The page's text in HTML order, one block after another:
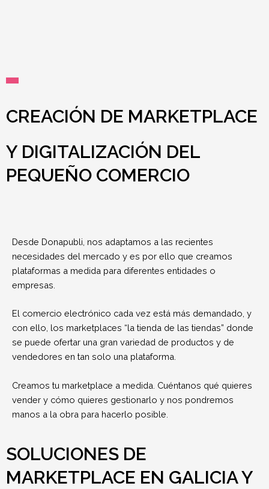
CREACIÓN DE MARKETPLACE
Y DIGITALIZACIÓN DEL
PEQUEÑO COMERCIO
Desde Donapubli, nos adaptamos a las recientes
necesidades del mercado y es por ello que creamos
plataformas a medida para diferentes entidades o
empresas.
El comercio electrónico cada vez está más demandado, y
con ello, los marketplaces “la tienda de las tiendas” donde
se puede ofertar una gran variedad de productos y de
vendedores en tan solo una plataforma.
Creamos tu marketplace a medida. Cuéntanos qué quieres
vender y cómo quieres gestionarlo y nos pondremos
manos a la obra para hacerlo posible.
SOLUCIONES DE
MARKETPLACE EN GALICIA Y